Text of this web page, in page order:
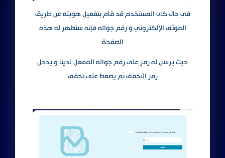
في حال كان المستخدم قد قام بتفعيل هويته عن طريق
الموثق الإلكتروني و رقم جواله فإنه ستظهر له هذه
الصفحة
حيث يرسل له رمز على رقم جواله المفعل لدينا و يدخل
رمز التحقق ثم يضغط على تحقق